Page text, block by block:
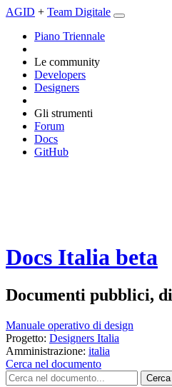
AGID + Team Digitale
Piano Triennale
Le community
Developers
Designers
Gli strumenti
Forum
Docs
GitHub
Docs Italia beta
Documenti pubblici,
Manuale operativo di design
Progetto: Designers Italia
Amministrazione: italia
Cerca nel documento